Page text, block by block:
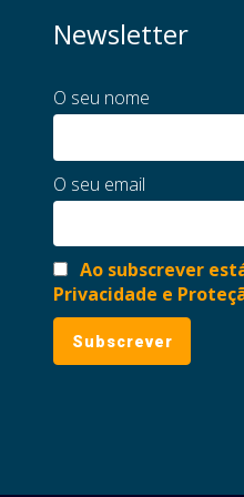
Newsletter
O seu nome
O seu email
Ao subscrever
Privacidade e